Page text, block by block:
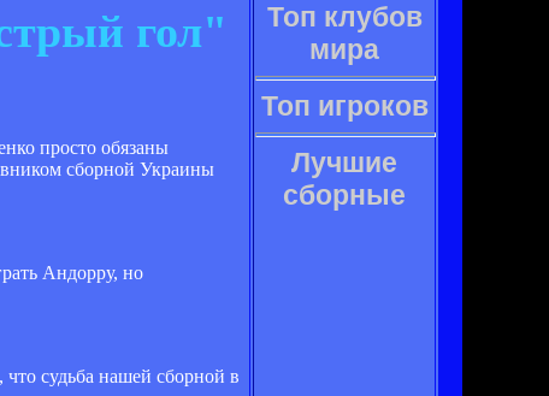
гол"
просто обязаны
сборной Украины
Андорру, но
судьба нашей сборной в
Топ клубов
мира
Топ игроков
Лучшие
сборные